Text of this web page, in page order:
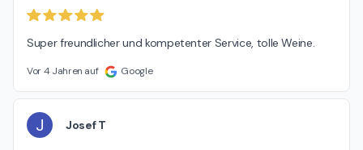
Super freundlicher und kompetenter Service, tolle Weine.
Vor 4 Jahren auf Google
J Josef T